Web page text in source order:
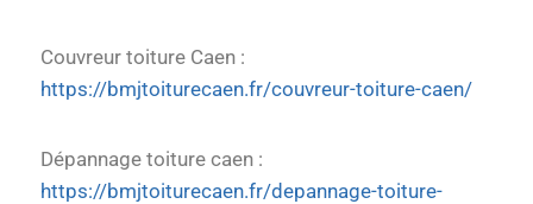
Couvreur toiture Caen :
https://bmjtoiturecaen.fr/couvreur-toiture-caen/
Dépannage toiture caen :
https://bmjtoiturecaen.fr/depannage-toiture-